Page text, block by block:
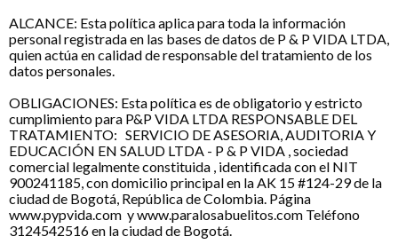
ALCANCE: Esta política aplica para toda la información
personal registrada en las bases de datos de P & P VIDA LTDA,
quien actúa en calidad de responsable del tratamiento de los
datos personales.
OBLIGACIONES: Esta política es de obligatorio y estricto
cumplimiento para P&P VIDA LTDA RESPONSABLE DEL
TRATAMIENTO: SERVICIO DE ASESORIA, AUDITORIA Y
EDUCACIÓN EN SALUD LTDA - P & P VIDA , sociedad
comercial legalmente constituida , identificada con el NIT
900241185, con domicilio principal en la AK 15 #124-29 de la
ciudad de Bogotá, República de Colombia. Página
www.pypvida.com y www.paralosabuelitos.com Teléfono
3124542516 en la ciudad de Bogotá.